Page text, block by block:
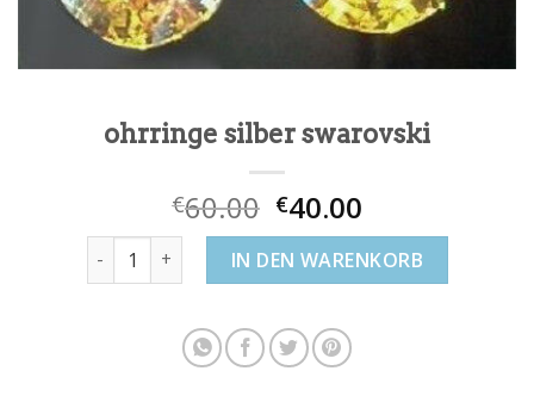
ohrringe silber swarovski
€60.00 €40.00
ohrringe silber swarovski Menge
IN DEN WARENKORB